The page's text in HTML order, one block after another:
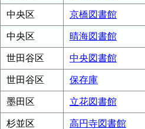
中央区 京橋図書館
中央区 晴海図書館
世田谷区 中央図書館
世田谷区 保存庫
墨田区 立花図書館
杉並区 高円寺図書館